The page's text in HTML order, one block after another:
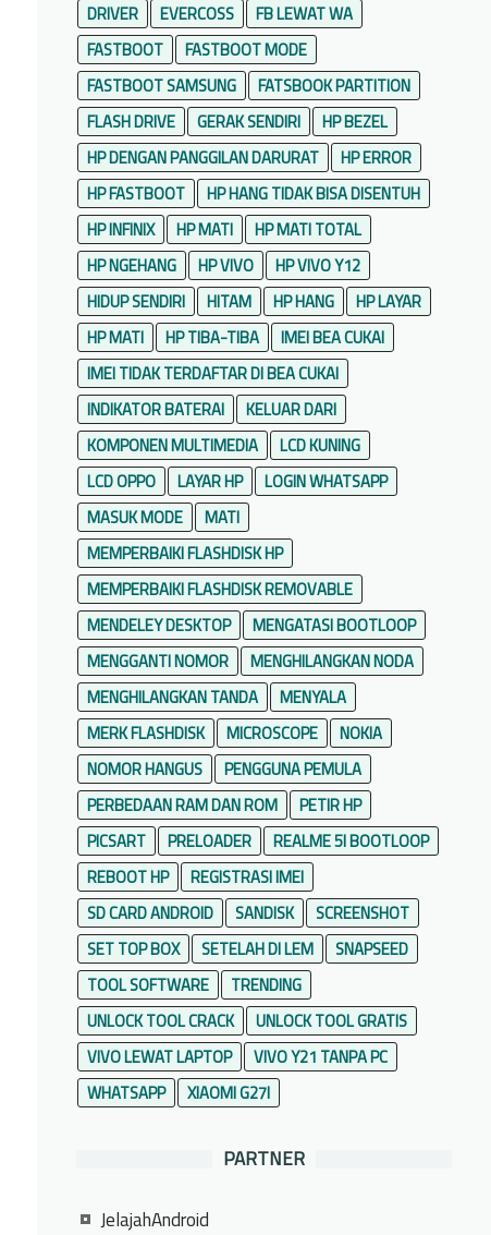
DRIVER
EVERCOSS
FB LEWAT WA
FASTBOOT
FASTBOOT MODE
FASTBOOT SAMSUNG
FATSBOOK PARTITION
FLASH DRIVE
GERAK SENDIRI
HP BEZEL
HP DENGAN PANGGILAN DARURAT
HP ERROR
HP FASTBOOT
HP HANG TIDAK BISA DISENTUH
HP INFINIX
HP MATI
HP MATI TOTAL
HP NGEHANG
HP VIVO
HP VIVO Y12
HIDUP SENDIRI
HITAM HP HANG
HP LAYAR
HP MATI
HP TIBA-TIBA
IMEI BEA CUKAI
IMEI TIDAK TERDAFTAR DI BEA CUKAI
INDIKATOR BATERAI
KELUAR DARI
KOMPONEN MULTIMEDIA
LCD KUNING
LCD OPPO
LAYAR HP
LOGIN WHATSAPP
MASUK MODE
MATI
MEMPERBAIKI FLASHDISK HP
MEMPERBAIKI FLASHDISK REMOVABLE
MENDELEY DESKTOP
MENGATASI BOOTLOOP
MENGGANTI NOMOR
MENGHILANGKAN NODA
MENGHILANGKAN TANDA
MENYALA
MERK FLASHDISK
MICROSCOPE
NOKIA
NOMOR HANGUS
PENGGUNA PEMULA
PERBEDAAN RAM DAN ROM
PETIR HP
PICSART
PRELOADER
REALME 5I BOOTLOOP
REBOOT HP
REGISTRASI IMEI
SD CARD ANDROID
SANDISK
SCREENSHOT
SET TOP BOX
SETELAH DI LEM
SNAPSEED
TOOL SOFTWARE
TRENDING
UNLOCK TOOL CRACK
UNLOCK TOOL GRATIS
VIVO LEWAT LAPTOP
VIVO Y21 TANPA PC
WHATSAPP
XIAOMI G27I
PARTNER
JelajahAndroid